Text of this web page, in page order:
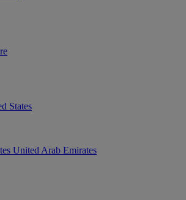
States
United Arab Emirates